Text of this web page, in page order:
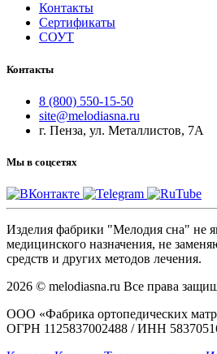
Контакты
Сертификаты
СОУТ
Контакты
8 (800) 550-15-50
site@melodiasna.ru
г. Пенза, ул. Металлистов, 7А
Мы в соцсетях
Изделия фабрики "Мелодия сна" не
медицинского назначения, не
средств и других методов лечения.
2026 © melodiasna.ru Все права
ООО «Фабрика ортопедических
ОГРН 1125837002488 / ИНН